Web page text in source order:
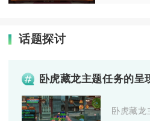
话题探讨
卧虎藏龙主题任务的呈
卧虎藏